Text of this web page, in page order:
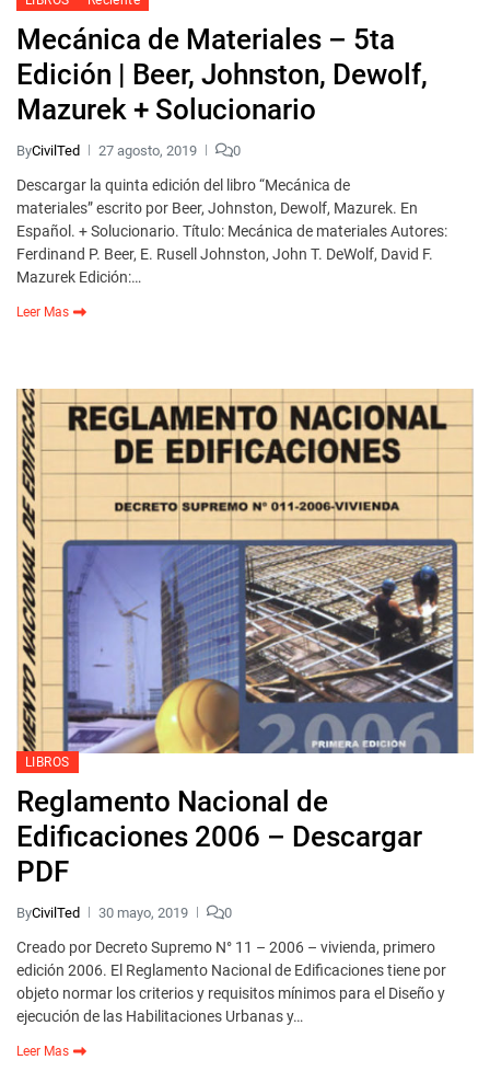
Mecánica de Materiales – 5ta
Edición | Beer, Johnston, Dewolf,
Mazurek + Solucionario
ByCivilTed 27 agosto, 2019 0
Descargar la quinta edición del libro “Mecánica de
materiales” escrito por Beer, Johnston, Dewolf, Mazurek. En
Español. + Solucionario. Título: Mecánica de materiales Autores:
Ferdinand P. Beer, E. Rusell Johnston, John T. DeWolf, David F.
Mazurek Edición:…
Leer Mas
LIBROS
Reglamento Nacional de
Edificaciones 2006 – Descargar
PDF
ByCivilTed 30 mayo, 2019 0
Creado por Decreto Supremo N° 11 – 2006 – vivienda, primero
edición 2006. El Reglamento Nacional de Edificaciones tiene por
objeto normar los criterios y requisitos mínimos para el Diseño y
ejecución de las Habilitaciones Urbanas y…
Leer Mas